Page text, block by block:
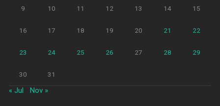
9 10 11 12 13 14 15
16 17 18 19 20 21 22
23 24 25 26 27 28 29
30 31
« Jul Nov »